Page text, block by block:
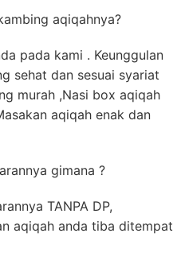
aqiqahnya?
pada kami . Keunggulan
sehat dan sesuai syariat
murah ,Nasi box aqiqah
aqiqah enak dan
gimana ?
TANPA DP,
aqiqah anda tiba ditempat